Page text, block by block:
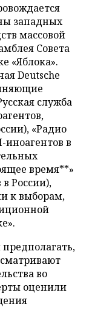
западных
массовой
Совета
«Яблока».
Deutsche
служба
«Радио
иноагентов в
время**»
России),
к выборам,
предполагать,
во
оценили